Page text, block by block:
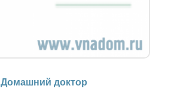
До­маш­ний док­тор